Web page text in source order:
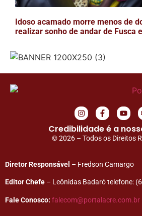
Idoso acamado morre menos de
realizar sonho de andar de Fusca
Credibilidade é a
© 2026 – Todos os Direitos
Diretor Responsável – Fredson Camargo
Editor Chefe – Leônidas Badaró telefone:
Fale Conosco: falecom@portalacre.com.br